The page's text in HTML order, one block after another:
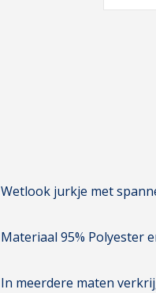
Wetlook jurkje met
Materiaal 95% Polyester
In meerdere maten